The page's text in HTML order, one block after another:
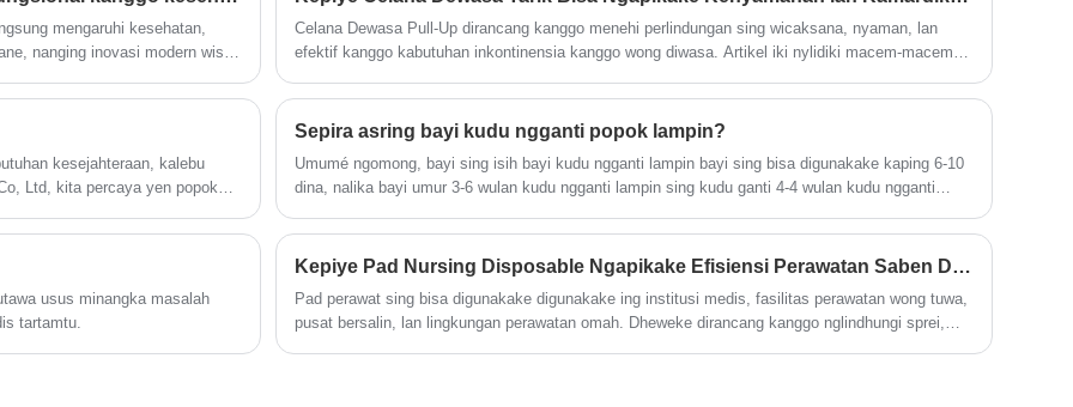
mesthi! Sugeng rawuh kanggo nggawe
pesenan.
mengaruhi kesehatan,
nanging inovasi modern wis
kasebut iki kalebu
mbantu wanita kanthi seger,
Celana Dewasa Pull-Up dirancang kanggo menehi perlindungan sing wicaksana, nyaman, lan
efektif kanggo kabutuhan inkontinensia kanggo wong diwasa. Artikel iki nylidiki macem-macem
kanggo nuntun pangguna ing milih produk sing paling cocok. Informasi produk sing rinci,
rekomendasi praktis, lan sakumpulan pitakonan umum kanthi jawaban profesional diwenehake
kesejahteraan, kalebu
Ltd, kita percaya yen popok
Sepira asring bayi kudu ngganti popok lampin?
Umumé ngomong, bayi sing isih bayi kudu ngganti lampin bayi sing bisa digunakake kaping 6-10
dina, nalika bayi umur 3-6 wulan kudu ngganti lampin sing kudu ganti 4-4 wulan kudu ngganti
usus minangka masalah
tartamtu.
Kepiye Pad Nursing Disposable Ngapikake Efisiensi Perawatan Saben Dina?
Pad perawat sing bisa digunakake digunakake ing institusi medis, fasilitas perawatan wong tuwa,
pusat bersalin, lan lingkungan perawatan omah. Dheweke dirancang kanggo nglindhungi sprei,